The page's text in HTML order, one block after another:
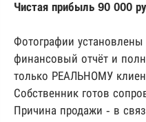
Чистая прибыль 90 000
Фотографии
финансовый отчёт и
только РЕАЛЬНОМУ
Собственник готов
Причина продажи - в